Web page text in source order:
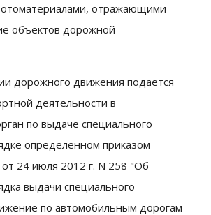
отражающими
объектов дорожной
дорожного движения подается
деятельности в
по выдаче специального
определенном приказом
24 июля 2012 г. N 258 "Об
выдачи специального
по автомобильным дорогам